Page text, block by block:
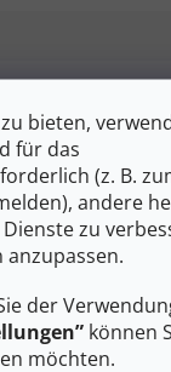
bieten,
für das
(z. B.
andere
zu
der
können
möchten.
Einsatz
und am Rist
Gehalt an
des
sitzt die
EAN